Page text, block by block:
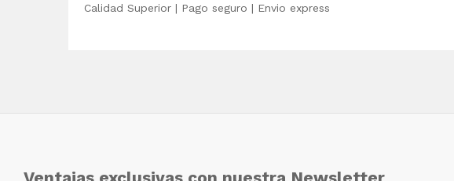
Calidad Superior | Pago seguro | Envio express